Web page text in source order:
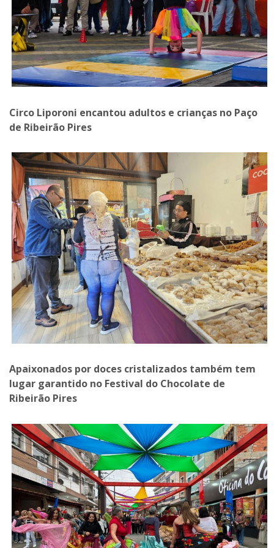
Circo Liporoni encantou adultos e crianças no Paço
de Ribeirão Pires
Apaixonados por doces cristalizados também tem
lugar garantido no Festival do Chocolate de
Ribeirão Pires